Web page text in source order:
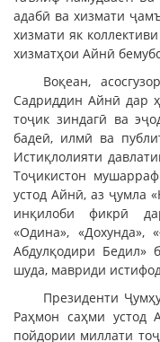
адабӣ ва хизмати
хизмати як
хизматҳои Айнӣ
Воқеан,
Садриддин Айнӣ дар
тоҷик зиндагӣ ва
бадеӣ, илмӣ ва
Истиқлолияти
Тоҷикистон
устод Айнӣ, аз ҷумла
инқилоби фикрӣ
«Одина», «Дохунда»,
Абдулқодири Бедил»
шуда, мавриди
Президенти
Раҳмон саҳми устод
пойдории миллати